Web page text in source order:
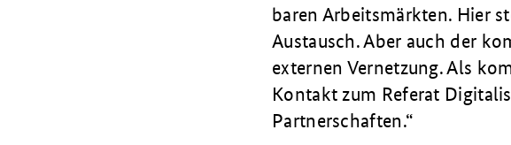
baren Arbeitsmärkten. Hier
Austausch. Aber auch der
externen Vernetzung. Als
Kontakt zum Referat
Partner­schaften.